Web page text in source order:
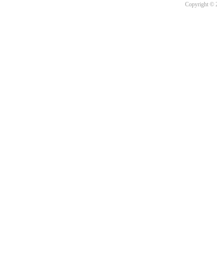
Copyright ©